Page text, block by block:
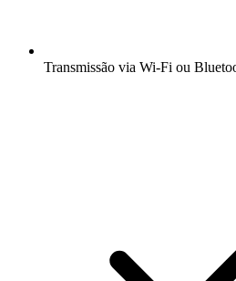
Transmissão via Wi-Fi ou